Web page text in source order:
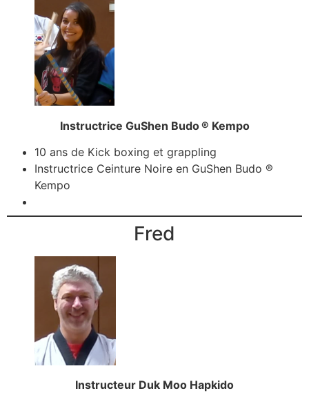
Instructrice GuShen Budo® Kempo
10 ans de Kick boxing et grappling
Instructrice Ceinture Noire en GuShen Budo ®
Kempo
Fred
Instructeur Duk Moo Hapkido